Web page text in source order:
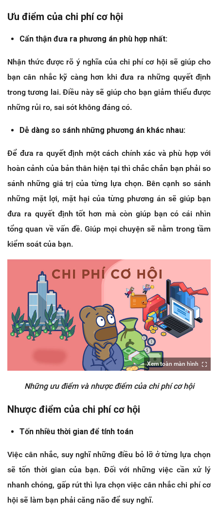
Ưu điểm của chi phí cơ hội
Cẩn thận đưa ra phương án phù hợp nhất:
Nhận thức được rõ ý nghĩa của chi phí cơ hội sẽ giúp cho
bạn cân nhắc kỹ càng hơn khi đưa ra những quyết định
trong tương lai. Điều này sẽ giúp cho bạn giảm thiểu được
những rủi ro, sai sót không đáng có.
Dễ dàng so sánh những phương án khác nhau:
Để đưa ra quyết định một cách chính xác và phù hợp với
hoàn cảnh của bản thân hiện tại thì chắc chắn bạn phải so
sánh những giá trị của từng lựa chọn. Bên cạnh so sánh
những mặt lợi, mặt hại của từng phương án sẽ giúp bạn
đưa ra quyết định tốt hơn mà còn giúp bạn có cái nhìn
tổng quan về vấn đề. Giúp mọi chuyện sẽ nằm trong tầm
kiểm soát của bạn.
Xem toàn màn hình
Những ưu điểm và nhược điểm của chi phí cơ hội
Nhược điểm của chi phí cơ hội
Tốn nhiều thời gian để tính toán
Việc cân nhắc, suy nghĩ những điều bỏ lỡ ở từng lựa chọn
sẽ tốn thời gian của bạn. Đối với những việc cần xử lý
nhanh chóng, gấp rút thì lựa chọn việc cân nhắc chi phí cơ
hội sẽ làm bạn phải căng não để suy nghĩ.